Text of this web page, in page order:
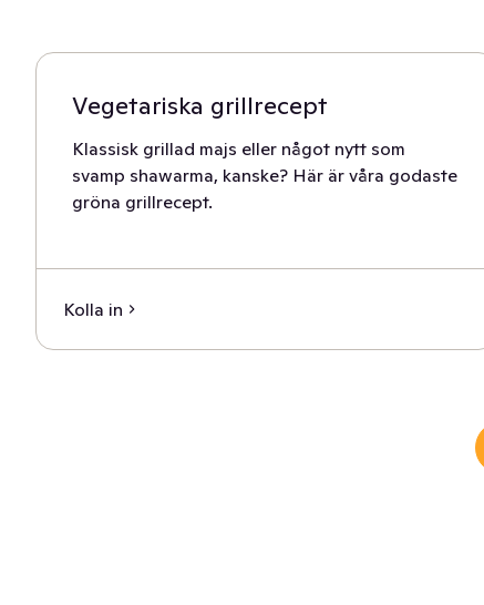
Vegetariska grillrecept
Klassisk grillad majs eller något nytt som
svamp shawarma, kanske? Här är våra godaste
gröna grillrecept.
Kolla in